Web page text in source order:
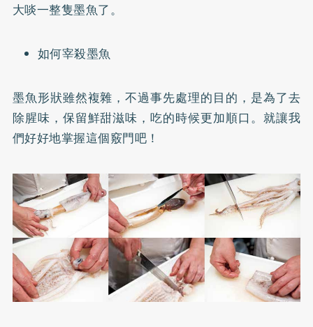
大啖一整隻墨魚了。
如何宰殺墨魚
墨魚形狀雖然複雜，不過事先處理的目的，是為了去
除腥味，保留鮮甜滋味，吃的時候更加順口。就讓我
們好好地掌握這個竅門吧！